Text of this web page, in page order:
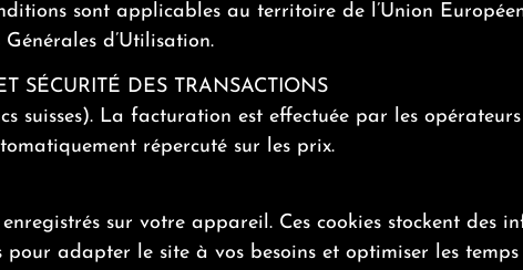
sont applicables au territoire de l’Union
d’Utilisation.
SÉCURITÉ DES TRANSACTIONS
suisses). La facturation est effectuée par les
répercuté sur les prix.
sur votre appareil. Ces cookies stockent des
pour adapter le site à vos besoins et optimiser les